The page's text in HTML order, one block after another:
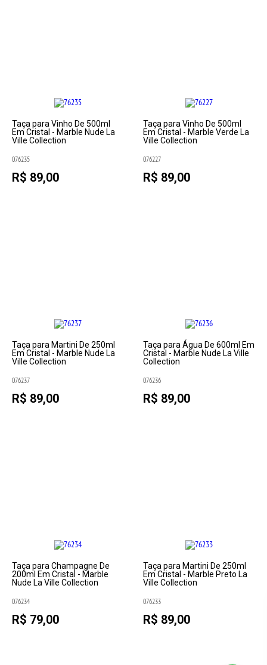
Taça para Vinho De 500ml
Em Cristal - Marble Nude La
Ville Collection
076235
R$ 89,00
Taça para Vinho De 500ml
Em Cristal - Marble Verde La
Ville Collection
076227
R$ 89,00
Taça para Martini De 250ml
Em Cristal - Marble Nude La
Ville Collection
076237
R$ 89,00
Taça para Água De 600ml Em
Cristal - Marble Nude La Ville
Collection
076236
R$ 89,00
Taça para Champagne De
200ml Em Cristal - Marble
Nude La Ville Collection
076234
R$ 79,00
Taça para Martini De 250ml
Em Cristal - Marble Preto La
Ville Collection
076233
R$ 89,00